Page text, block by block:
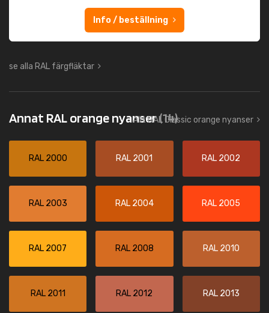
Info / beställning
se alla RAL färgfläktar
Annat RAL orange nyanser(14)
Allt RAL Classic orange nyanser
RAL 2000 RAL 2001 RAL 2002
RAL 2003 RAL 2004 RAL 2005
RAL 2007 RAL 2008 RAL 2010
RAL 2011 RAL 2012 RAL 2013